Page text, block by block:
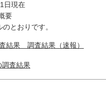
日現在
要
とおりです。
結果 調査結果（速報）
調査結果